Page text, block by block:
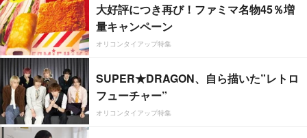
大好評につき再び！ファミマ名物45％増
量キャンペーン
オリコンタイアップ特集
SUPER★DRAGON、自ら描いた”レトロ
フューチャー”
オリコンタイアップ特集